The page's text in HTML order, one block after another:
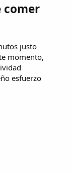
comer
justo
momento,
esfuerzo